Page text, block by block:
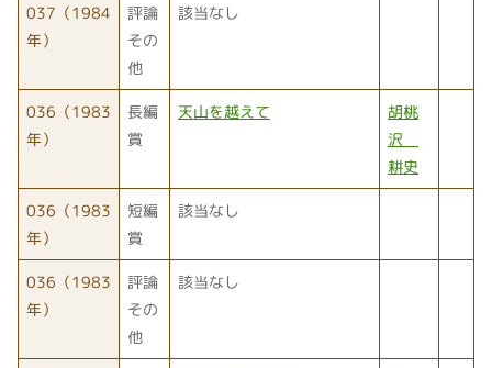
037（1984
年）
評論
その
他
該当なし
036（1983
年）
長編
賞
天山を越えて
胡桃
沢
耕史
036（1983
年）
短編
賞
該当なし
036（1983
年）
評論
その
他
該当なし